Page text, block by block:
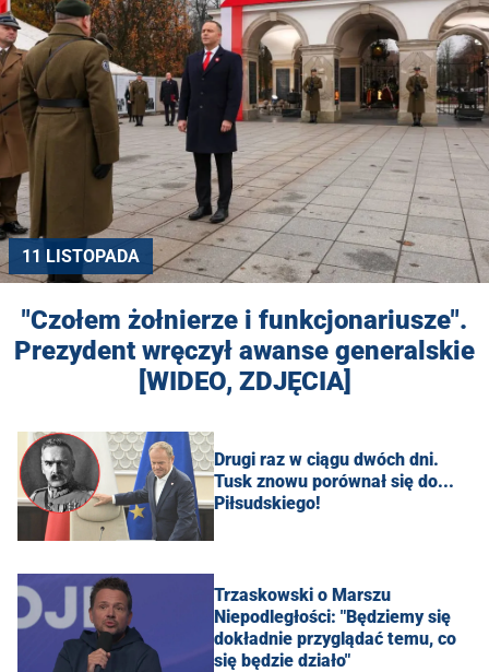
11 LISTOPADA
"Czołem żołnierze i funkcjonariusze".
Prezydent wręczył awanse generalskie
[WIDEO, ZDJĘCIA]
Drugi raz w ciągu dwóch dni.
Tusk znowu porównał się do...
Piłsudskiego!
Trzaskowski o Marszu
Niepodległości: "Będziemy się
dokładnie przyglądać temu, co
się będzie działo"